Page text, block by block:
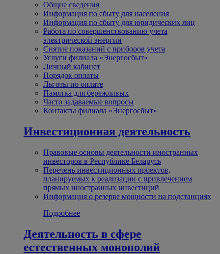
Общие сведения
Информация по сбыту для населения
Информация по сбыту для юридических лиц
Работа по совершенствованию учета
электрической энергии
Снятие показаний с приборов учета
Услуги филиала «Энергосбыт»
Личный кабинет
Порядок оплаты
Льготы по оплате
Памятка для бережливых
Часто задаваемые вопросы
Контакты филиала «Энергосбыт»
Инвестиционная деятельность
Правовые основы деятельности иностранных
инвесторов в Республике Беларусь
Перечень инвестиционных проектов,
планируемых к реализации с привлечением
прямых иностранных инвестиций
Информация о резерве мощности на подстанциях
Подробнее
Деятельность в сфере
естественных монополий